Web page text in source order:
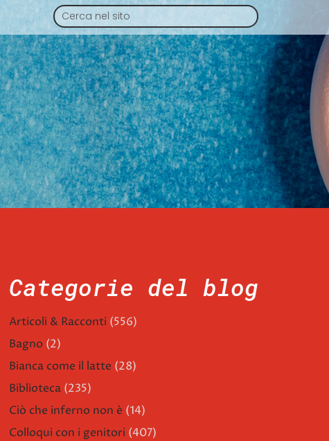
Categorie del blog
Articoli & Racconti (556)
Bagno (2)
Bianca come il latte (28)
Biblioteca (235)
Ciò che inferno non è (14)
Colloqui con i genitori (407)